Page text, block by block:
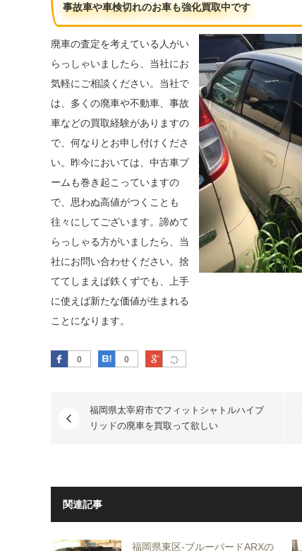
事故車や車検切れのお車も強化買取中です
廃車の査定を考えている人がい
らっしゃいましたら、当社にお
気軽にご相談ください。当社で
は、多くの廃車や不動車、事故
車などの買取経験がありますの
で、何なりとお申し付けくださ
い。昨今においては、中古車ブ
ームも巻き起こっていますの
で、思わぬ高値がつくことも
往々にしてございます。諦めて
らっしゃる方がいましたら、当
社にお問い合わせください。捨
ててしまえば鉄くずでも、上手
に使えば新たな価値が生まれる
ことになります。
0
Facebook 0
はてなブックマーク
Google Plus
福岡県太宰府市でフィットシャトルハイブ
リッドの廃車を買取って欲しい
関連記事
福岡県東区-ブルーバードARXの